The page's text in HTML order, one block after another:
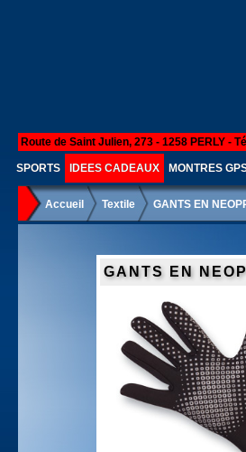
Route de Saint Julien, 273 - 1258 PERLY -
SPORTS IDEES CADEAUX MONTRES
Accueil Textile GANTS EN
GANTS EN